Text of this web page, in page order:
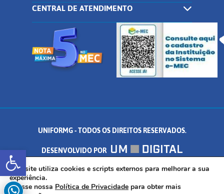
Abrir a barra de ferramentas
CENTRAL DE ATENDIMENTO
UNIFORMG - TODOS OS DIREITOS RESERVADOS.
DESENVOLVIDO POR
AV. DR. ARNALDO DE SENNA, 328 - PALMEIRAS, FORMIGA/MG - CEP:
35.574.530
Este site utiliza cookies e scripts externos para melhorar a sua
experiência.
Acesse nossa Política de Privacidade para obter mais